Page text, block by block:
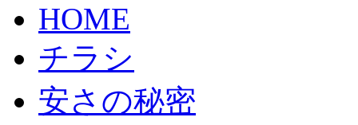
HOME
チラシ
安さの秘密